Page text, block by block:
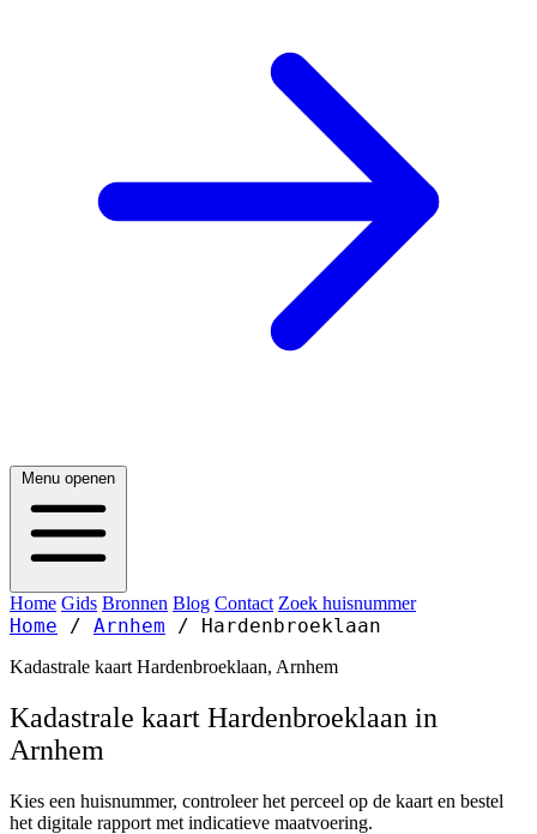
Menu openen
Home Gids Bronnen Blog Contact Zoek huisnummer
Home / Arnhem / Hardenbroeklaan
Kadastrale kaart Hardenbroeklaan, Arnhem
Kadastrale kaart Hardenbroeklaan in
Arnhem
Kies een huisnummer, controleer het perceel op de kaart en bestel
het digitale rapport met indicatieve maatvoering.